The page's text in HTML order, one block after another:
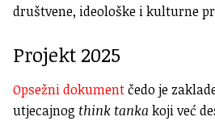
društvene, ideološke i kulturne
Projekt 2025
Opsežni dokumentčedo je
utjecajnog think tanka koji već